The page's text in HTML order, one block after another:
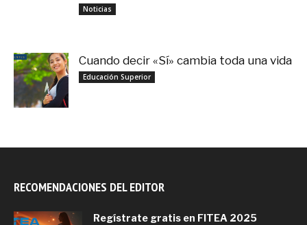
Noticias
Cuando decir «Sí» cambia toda una vida
Educación Superior
RECOMENDACIONES DEL EDITOR
Regístrate gratis en FITEA 2025